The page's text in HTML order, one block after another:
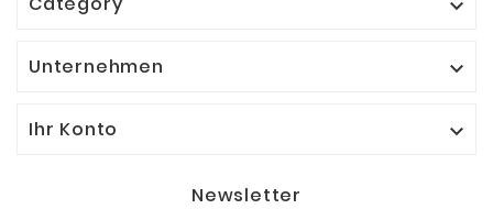

Unternehmen 
Ihr Konto 
Newsletter